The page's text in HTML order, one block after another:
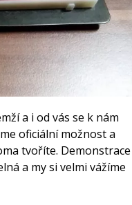
a i od vás se k nám
oficiální možnost a
tvoříte. Demonstrace
a my si velmi vážíme